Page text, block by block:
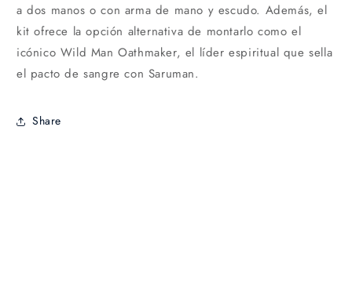
a dos manos o con arma de mano y escudo. Además, el
kit ofrece la opción alternativa de montarlo como el
icónico Wild Man Oathmaker, el líder espiritual que sella
el pacto de sangre con Saruman.
Share